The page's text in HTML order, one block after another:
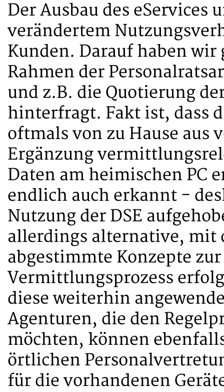
Der Ausbau des
verändertem
Kunden. Darauf haben
Rahmen der
und z.B. die Quotierung
hinterfragt. Fakt ist, dass
oftmals von zu Hause aus
Ergänzung
Daten am heimischen PC
endlich auch erkannt -
Nutzung der DSE
allerdings alternative, mit
abgestimmte Konzepte
Vermittlungsprozess
diese weiterhin
Agenturen, die den
möchten, können
örtlichen
für die vorhandenen